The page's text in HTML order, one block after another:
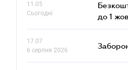
11.05
Сьогодні
до 1
17.07
6 серпня 2026